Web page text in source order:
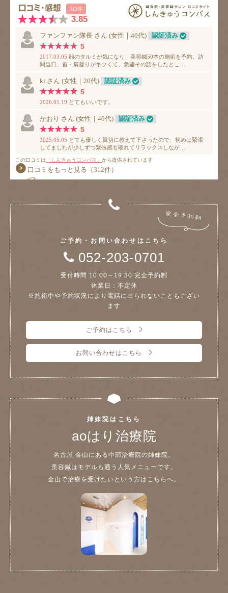
ご予約・お問い合わせはこちら
052-203-0701
受付時間 10:00～19:30 完全予約制
休業日：不定休
※施術中や予約状況により電話に出られないこともござい
ます
ご予約はこちら
お問い合わせはこちら
姉妹院はこちら
aoはり治療院
名古屋 金山にある中部治療院の姉妹院。
美容鍼はモデルも通う人気メニューです。
金山で治療を受けたいという方はこちらへ。